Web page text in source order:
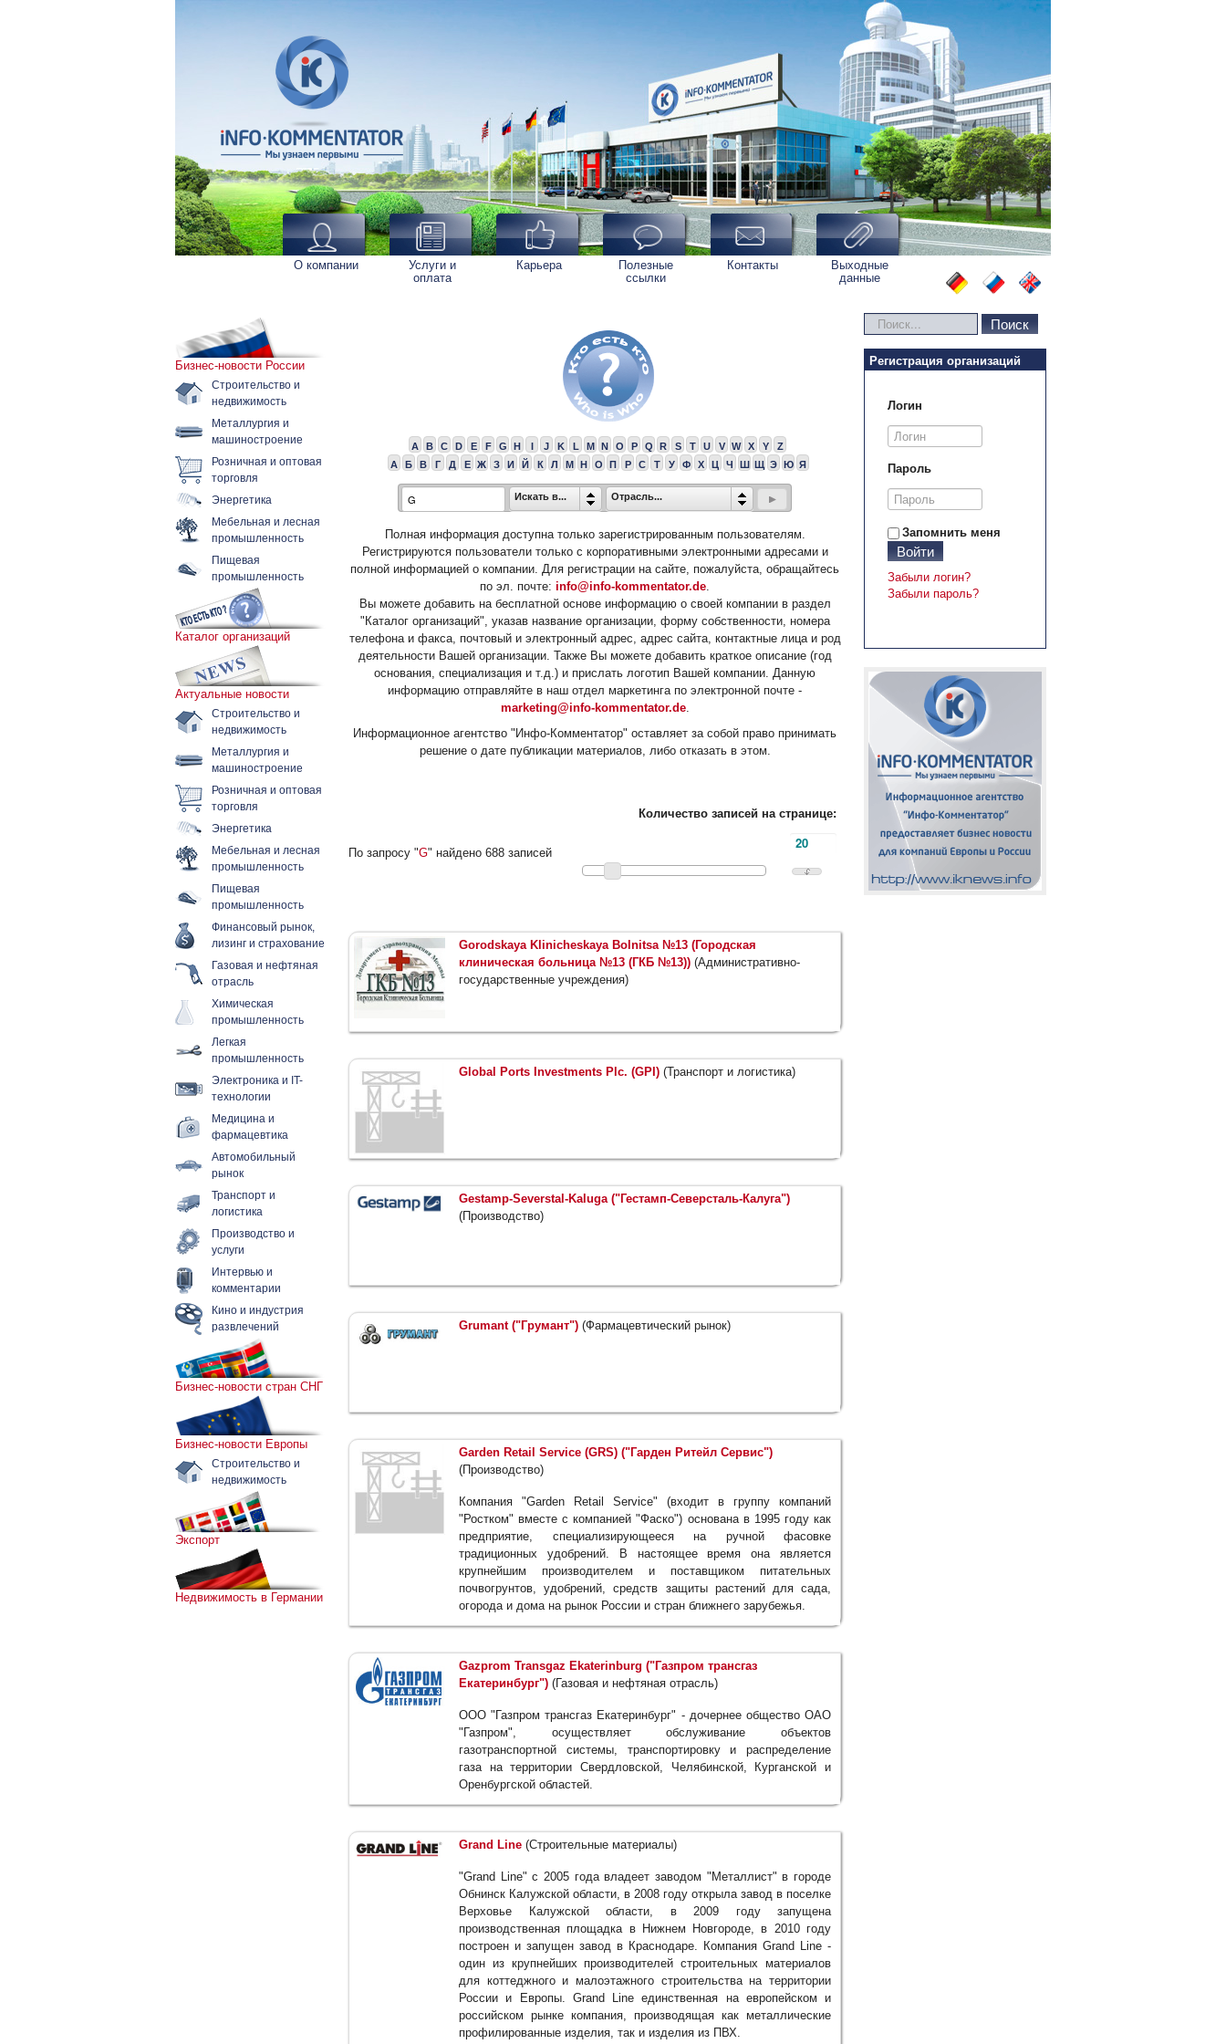
О компании
Услуги и
оплата
Карьера
Полезные
ссылки
Контакты
Выходные
данные
Бизнес-новости России
Строительство и
недвижимость
Металлургия и
машиностроение
Розничная и оптовая
торговля
Энергетика
Мебельная и лесная
промышленность
Пищевая
промышленность
Каталог организаций
Актуальные новости
Строительство и
недвижимость
Металлургия и
машиностроение
Розничная и оптовая
торговля
Энергетика
Мебельная и лесная
промышленность
Пищевая
промышленность
Финансовый рынок,
лизинг и страхование
Газовая и нефтяная
отрасль
Химическая
промышленность
Легкая
промышленность
Электроника и IT-
технологии
Медицина и
фармацевтика
Автомобильный
рынок
Транспорт и
логистика
Производство и
услуги
Интервью и
комментарии
Кино и индустрия
развлечений
Бизнес-новости стран СНГ
Бизнес-новости Европы
Строительство и
недвижимость
Экспорт
Недвижимость в Германии
A B C D E F G H I J K L M N O P Q R S T U V W X Y
Z
А
Б В Г Д Е Ж З И Й К Л М Н О П Р С Т У Ф Х Ц Ч Ш Щ Э Ю Я
Искать в... Отрасль...
Полная информация доступна только зарегистрированным пользователям.
Регистрируются пользователи только с корпоративными электронными адресами и
полной информацией о компании. Для регистрации на сайте, пожалуйста, обращайтесь
по эл. почте: info@info-kommentator.de.
Вы можете добавить на бесплатной основе информацию о своей компании в раздел
"Каталог организаций", указав название организации, форму собственности, номера
телефона и факса, почтовый и электронный адрес, адрес сайта, контактные лица и род
деятельности Вашей организации. Также Вы можете добавить краткое описание (год
основания, специализация и т.д.) и прислать логотип Вашей компании. Данную
информацию отправляйте в наш отдел маркетинга по электронной почте -
marketing@info-kommentator.de.
Информационное агентство "Инфо-Комментатор" оставляет за собой право принимать
решение о дате публикации материалов, либо отказать в этом.
По запросу "G" найдено 688 записей
Количество записей на странице:
Gorodskaya Klinicheskaya Bolnitsa №13 (Городская
клиническая больница №13 (ГКБ №13)) (Административно-
государственные учреждения)
Global Ports Investments Plc. (GPI) (Транспорт и логистика)
Gestamp-Severstal-Kaluga ("Гестамп-Северсталь-Калуга")
(Производство)
Grumant ("Грумант") (Фармацевтический рынок)
Garden Retail Service (GRS) ("Гарден Ритейл Сервис")
(Производство)
Компания "Garden Retail Service" (входит в группу компаний
"Ростком" вместе с компанией "Фаско") основана в 1995 году как
предприятие, специализирующееся на ручной фасовке
традиционных удобрений. В настоящее время она является
крупнейшим производителем и поставщиком питательных
почвогрунтов, удобрений, средств защиты растений для сада,
огорода и дома на рынок России и стран ближнего зарубежья.
Gazprom Transgaz Ekaterinburg ("Газпром трансгаз
Екатеринбург") (Газовая и нефтяная отрасль)
ООО "Газпром трансгаз Екатеринбург" - дочернее общество ОАО
"Газпром", осуществляет обслуживание объектов
газотранспортной системы, транспортировку и распределение
газа на территории Свердловской, Челябинской, Курганской и
Оренбургской областей.
Grand Line (Строительные материалы)
"Grand Line" с 2005 года владеет заводом "Металлист" в городе
Обнинск Калужской области, в 2008 году открыла завод в поселке
Верховье Калужской области, в 2009 году запущена
производственная площадка в Нижнем Новгороде, в 2010 году
построен и запущен завод в Краснодаре. Компания Grand Line -
один из крупнейших производителей строительных материалов
для коттеджного и малоэтажного строительства на территории
России и Европы. Grand Line единственная на европейском и
российском рынке компания, производящая как металлические
профилированные изделия, так и изделия из ПВХ.
Искать... Поиск
Регистрация организаций
Логин
Пароль
Запомнить меня
Войти
Забыли логин?
Забыли пароль?